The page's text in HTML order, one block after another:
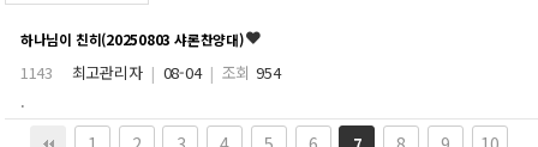
하나님이 친히(20250803 샤론찬양대)
1143 최고관리자 | 08-04 | 조회 954
.